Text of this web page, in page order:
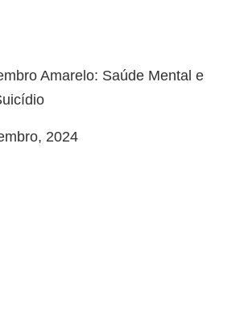
Amarelo: Saúde Mental e
2024